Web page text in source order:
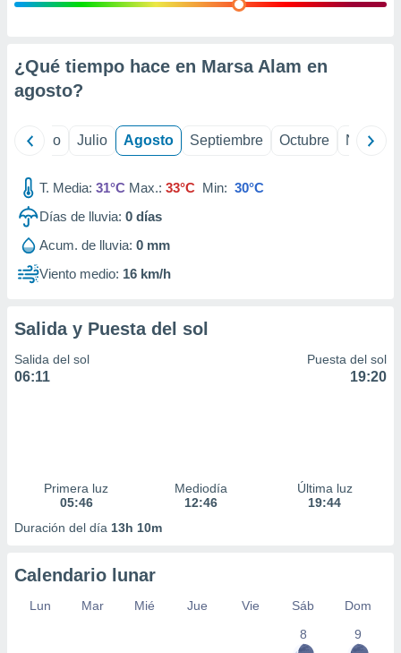
e
mediante
de
1199
¿Qué tiempo hace en Marsa Alam en
agosto?
Junio Julio Agosto Septiembre Octubre
T. Media: 31°C Max.: 33°C Min: 30°C
Días de lluvia: 0 días
Acum. de lluvia: 0 mm
Viento medio: 16 km/h
Salida y Puesta del sol
Salida del sol
06:11
Puesta del sol
19:20
Primera luz
05:46
Mediodía
12:46
Última luz
19:44
Duración del día 13h 10m
Calendario lunar
Lun Mar Mié Jue Vie Sáb
Dom
8
9